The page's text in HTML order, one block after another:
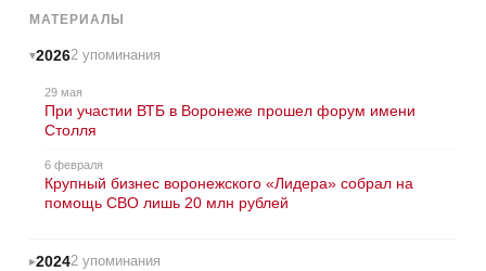
МАТЕРИАЛЫ
20262 упоминания
29 мая
При участии ВТБ в Воронеже прошел форум имени
Столля
6 февраля
Крупный бизнес воронежского «Лидера» собрал на
помощь СВО лишь 20 млн рублей
20242 упоминания